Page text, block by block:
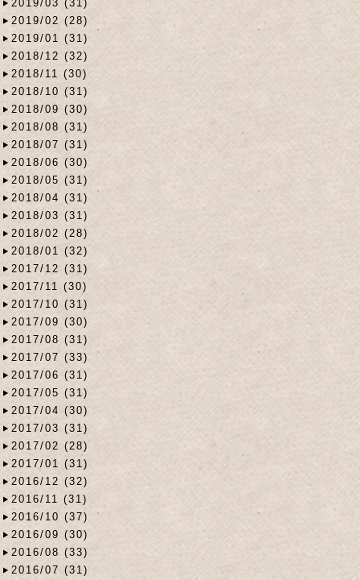
2019/03 (31)
2019/02 (28)
2019/01 (31)
2018/12 (32)
2018/11 (30)
2018/10 (31)
2018/09 (30)
2018/08 (31)
2018/07 (31)
2018/06 (30)
2018/05 (31)
2018/04 (31)
2018/03 (31)
2018/02 (28)
2018/01 (32)
2017/12 (31)
2017/11 (30)
2017/10 (31)
2017/09 (30)
2017/08 (31)
2017/07 (33)
2017/06 (31)
2017/05 (31)
2017/04 (30)
2017/03 (31)
2017/02 (28)
2017/01 (31)
2016/12 (32)
2016/11 (31)
2016/10 (37)
2016/09 (30)
2016/08 (33)
2016/07 (31)